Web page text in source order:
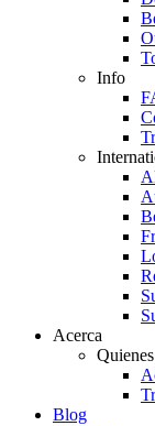
Info
Acerca
Blog